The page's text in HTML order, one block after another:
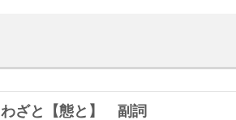
わざと【態と】 副詞